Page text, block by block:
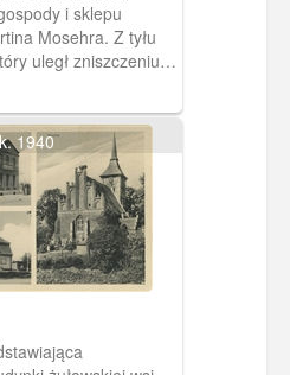
i sklepu
Mosehra. Z tyłu
uległ zniszczeniu w
1940